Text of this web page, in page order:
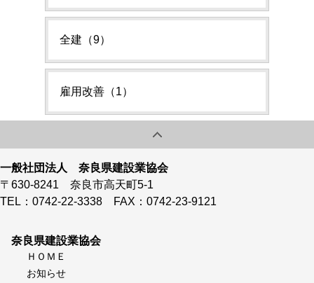
全建（9）
雇用改善（1）
一般社団法人 奈良県建設業協会
〒630-8241 奈良市高天町5-1
TEL：0742-22-3338 FAX：0742-23-9121
奈良県建設業協会
ＨＯＭＥ
お知らせ